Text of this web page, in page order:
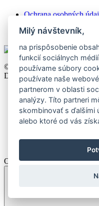
Ochrana osobných
Nastavenia cookies
©2026 CTM, All right
Development byWebmall .
Otvoriť porovnanie
Milý návštevník,
na prispôsobenie
funkcií sociálnych
používame súbory
používate naše
partnerom v oblasti
analýzy. Títo partneri
skombinovať s ďalšími
alebo ktoré od vás